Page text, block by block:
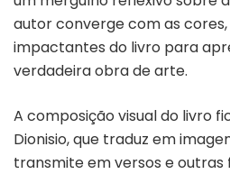
autor converge com as
impactantes do livro para
verdadeira obra de arte.
A composição visual do livro
Dionisio, que traduz em
transmite em versos e outras